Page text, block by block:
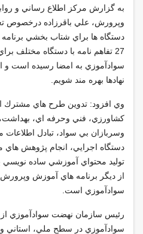
به گزارش مركز اطلاع رساني و
وپرورش، علي باقرزاده درخصوص
دستگاه ها براي شتاب بخشي
27 تفاهم نامه با دستگاه مختلف
سوادآموزي به امضا رسيده است و
نهادها بهره مند شويم
وي افزود: تدوين طرح هاي مشترك
كشاورزي، فني وحرفه اي، بهداشت،
وسربازان بي سواد، تبادل
دستگاه اجرايي، انجام پژوهش هاي
توليد محتواي آموزشي ساده
از ديگر برنامه هاي آموزش
سوادآموزي است
رئيس سازمان نهضت سوادآموزي از
سوادآموزي در سطح ملي، استاني